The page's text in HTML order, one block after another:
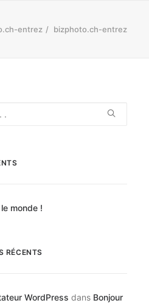
entrez bizphoto.ch-entrez
monde !
RÉCENTS
WordPress dans Bonjour